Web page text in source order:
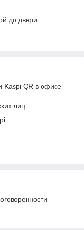
до двери
Kaspi QR в офисе
лиц